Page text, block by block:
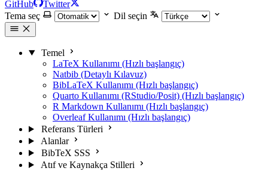
GitHub
Twitter
Tema seç
Dil seçin
Temel
LaTeX Kullanımı (Hızlı başlangıç)
Natbib (Detaylı Kılavuz)
BibLaTeX Kullanımı (Hızlı başlangıç)
Quarto Kullanımı (RStudio/Posit) (Hızlı başlangıç)
R Markdown Kullanımı (Hızlı başlangıç)
Overleaf Kullanımı (Hızlı başlangıç)
Referans Türleri
Alanlar
BibTeX SSS
Atıf ve Kaynakça Stilleri